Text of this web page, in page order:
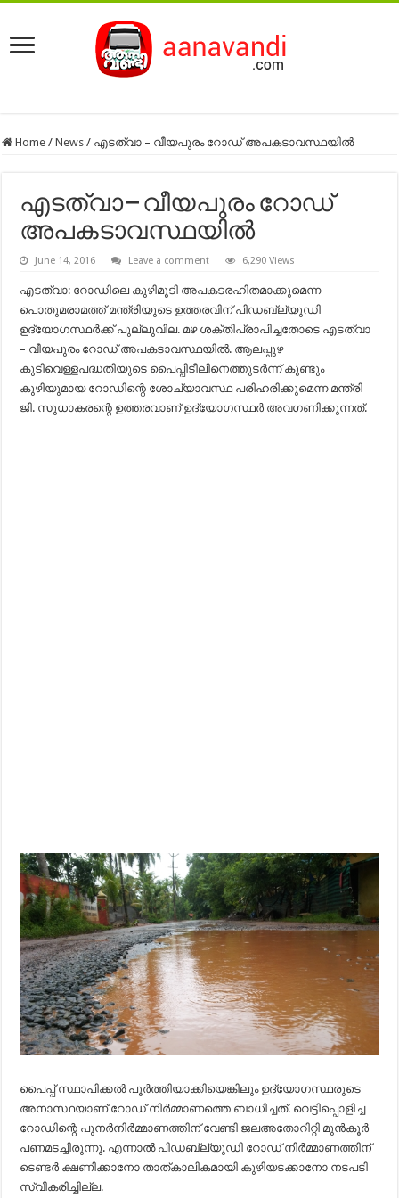
Home / News / എടത്വാ – വീയപുരം റോഡ് അപകടാവസ്ഥയില്‍
എടത്വാ – വീയപുരം റോഡ്
അപകടാവസ്ഥയില്‍
June 14, 2016 Leave a comment 6,290 Views
എടത്വാ: റോഡിലെ കുഴിമൂടി അപകടരഹിതമാക്കുമെന്ന
പൊതുമരാമത്ത് മന്ത്രിയുടെ ഉത്തരവിന് പിഡബ്ല്യുഡി
ഉദ്യോഗസ്ഥര്‍ക്ക് പുല്ലുവില. മഴ ശക്തിപ്രാപിച്ചതോടെ എടത്വാ
– വീയപുരം റോഡ് അപകടാവസ്ഥയില്‍. ആലപ്പുഴ
കുടിവെള്ളപദ്ധതിയുടെ പൈപ്പിടീലിനെത്തുടര്‍ന്ന് കുണ്ടും
കുഴിയുമായ റോഡിന്റെ ശോച്യാവസ്ഥ പരിഹരിക്കുമെന്ന മന്ത്രി
ജി. സുധാകരന്റെ ഉത്തരവാണ് ഉദ്യോഗസ്ഥര്‍ അവഗണിക്കുന്നത്.
പൈപ്പ് സ്ഥാപിക്കല്‍ പൂര്‍ത്തിയാക്കിയെങ്കിലും ഉദ്യോഗസ്ഥരുടെ
അനാസ്ഥയാണ് റോഡ് നിര്‍മ്മാണത്തെ ബാധിച്ചത്. വെട്ടിപ്പൊളിച്ച
റോഡിന്റെ പുനര്‍നിര്‍മ്മാണത്തിന് വേണ്ടി ജലഅതോറിറ്റി മുന്‍കൂര്‍
പണമടച്ചിരുന്നു. എന്നാല്‍ പിഡബ്ല്യുഡി റോഡ് നിര്‍മ്മാണത്തിന്
ടെണ്ടര്‍ ക്ഷണിക്കാനോ താത്കാലികമായി കുഴിയടക്കാനോ നടപടി
സ്വീകരിച്ചില്ല.